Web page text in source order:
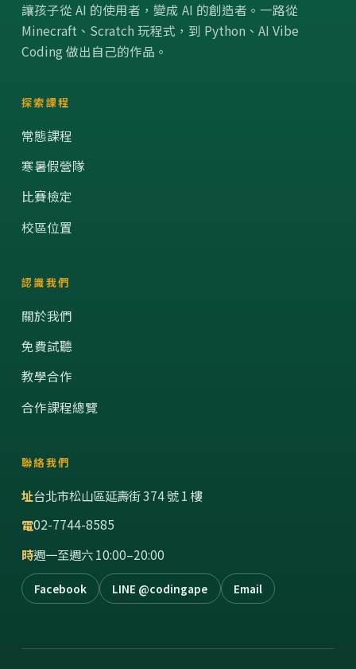
讓孩子從 AI 的使用者，變成 AI 的創造者。一路從
Minecraft、Scratch 玩程式，到 Python、AI Vibe
Coding 做出自己的作品。
探索課程
常態課程
寒暑假營隊
比賽檢定
校區位置
認識我們
關於我們
免費試聽
教學合作
合作課程總覽
聯絡我們
址台北市松山區延壽街 374 號 1 樓
電02-7744-8585
時週一至週六 10:00–20:00
Facebook LINE @codingape Email